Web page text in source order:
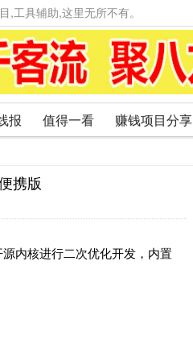
工具辅助,这里无所不有。
报 值得一看 赚钱项目分享
携版
内核进行二次优化开发，内置